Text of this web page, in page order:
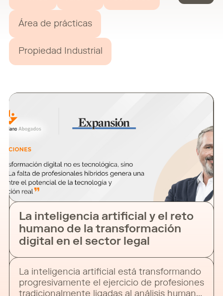
Área de prácticas
Propiedad Industrial
La inteligencia artificial y el reto
humano de la transformación
digital en el sector legal
La inteligencia artificial está transformando
progresivamente el ejercicio de profesiones